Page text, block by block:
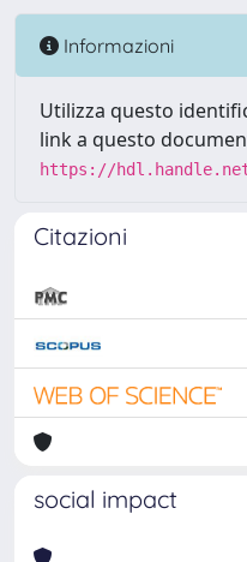
Informazioni
Utilizza questo
link a questo
https://
Citazioni
social impact